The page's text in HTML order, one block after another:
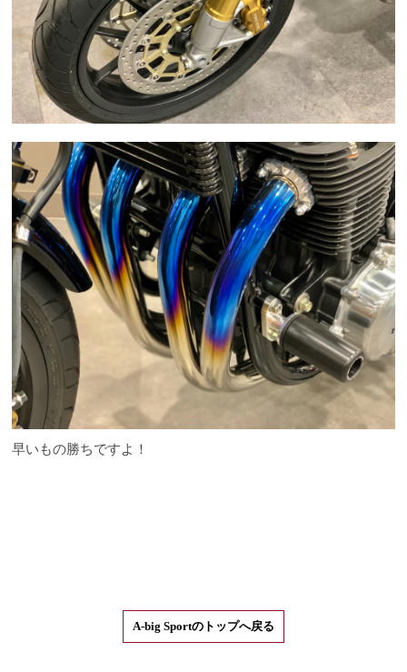
早いもの勝ちですよ！
A-big Sportのトップへ戻る